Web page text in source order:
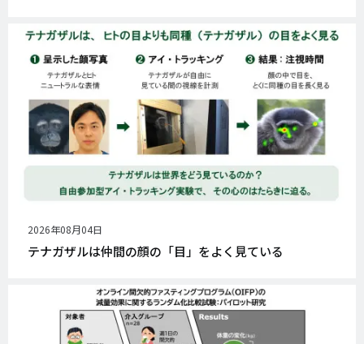
公
開
日
2026年08月04日
テナガザルは仲間の顔の「目」をよく見ている